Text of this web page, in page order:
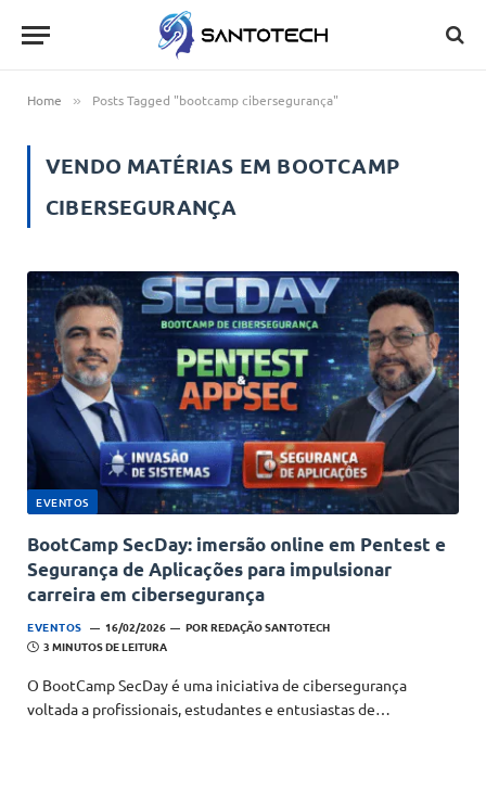
Home » Posts Tagged "bootcamp cibersegurança"
VENDO MATÉRIAS EM BOOTCAMP
CIBERSEGURANÇA
EVENTOS
BootCamp SecDay: imersão online em Pentest e
Segurança de Aplicações para impulsionar
carreira em cibersegurança
EVENTOS 16/02/2026 POR REDAÇÃO SANTOTECH
3 MINUTOS DE LEITURA
O BootCamp SecDay é uma iniciativa de cibersegurança
voltada a profissionais, estudantes e entusiastas de…